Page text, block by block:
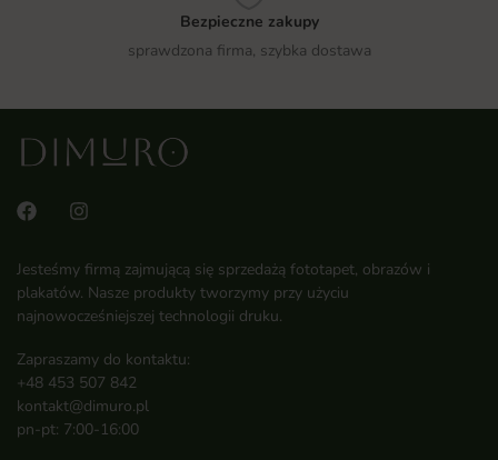
Bezpieczne zakupy
sprawdzona firma, szybka dostawa
Jesteśmy firmą zajmującą się sprzedażą fototapet, obrazów i
plakatów. Nasze produkty tworzymy przy użyciu
najnowocześniejszej technologii druku.
Zapraszamy do kontaktu:
+48 453 507 842
kontakt@dimuro.pl
pn-pt: 7:00-16:00